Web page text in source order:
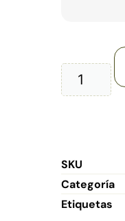
SKU
Categoría
Etiquetas